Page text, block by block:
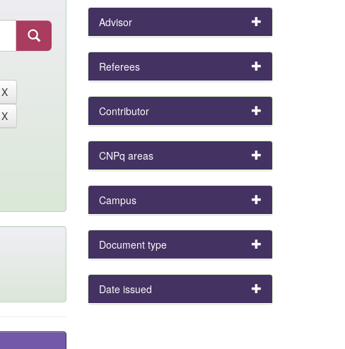
Advisor
Referees
Contributor
CNPq areas
Campus
Document type
Date issued